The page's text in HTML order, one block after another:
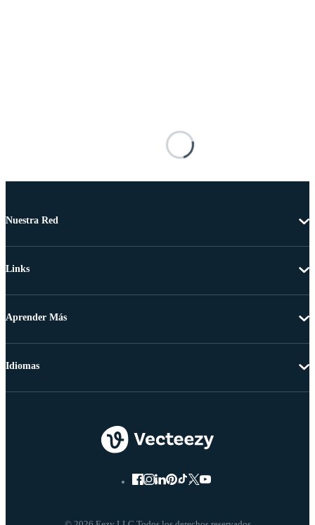
Nuestra Red
Links
Aprender Más
Idiomas